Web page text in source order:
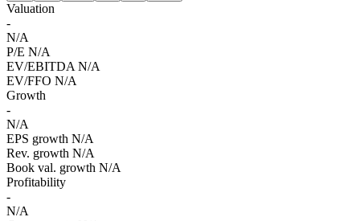
Valuation
-
N/A
P/E N/A
EV/EBITDA N/A
EV/FFO N/A
Growth
-
N/A
EPS growth N/A
Rev. growth N/A
Book val. growth N/A
Profitability
-
N/A